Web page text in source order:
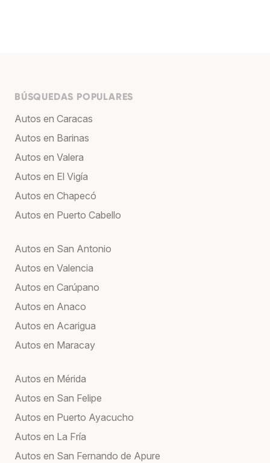
BÚSQUEDAS POPULARES
Autos en Caracas
Autos en Barinas
Autos en Valera
Autos en El Vigía
Autos en Chapecó
Autos en Puerto Cabello
Autos en San Antonio
Autos en Valencia
Autos en Carúpano
Autos en Anaco
Autos en Acarigua
Autos en Maracay
Autos en Mérida
Autos en San Felipe
Autos en Puerto Ayacucho
Autos en La Fría
Autos en San Fernando de Apure